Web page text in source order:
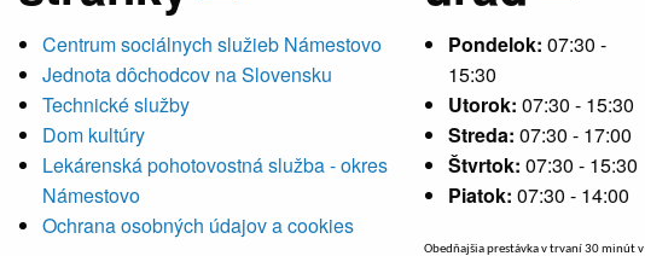
Centrum sociálnych služieb Námestovo
Jednota dôchodcov na Slovensku
Technické služby
Dom kultúry
Lekárenská pohotovostná služba - okres
Námestovo
Ochrana osobných údajov a cookies
Pondelok: 07:30 -
15:30
Utorok: 07:30 - 15:30
Streda: 07:30 - 17:00
Štvrtok: 07:30 - 15:30
Piatok: 07:30 - 14:00
Obedňajšia prestávka v trvaní 30 minút v